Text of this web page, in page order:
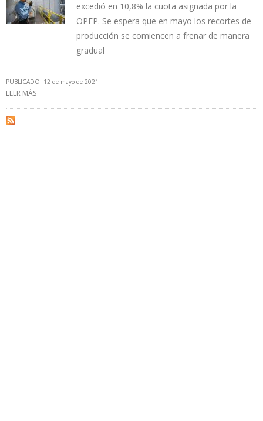
excedió en 10,8% la cuota asignada por la
OPEP. Se espera que en mayo los recortes de
producción se comiencen a frenar de manera
gradual
PUBLICADO: 12 de mayo de 2021
LEER MÁS